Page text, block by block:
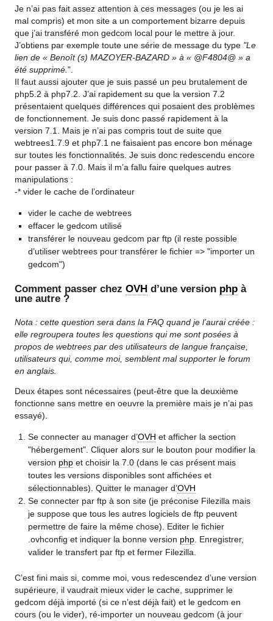
Je n’ai pas fait assez attention à ces messages (ou je les ai
mal compris) et mon site a un comportement bizarre depuis
que j’ai transféré mon gedcom local pour le mettre à jour.
J’obtiens par exemple toute une série de message du type "Le
lien de « Benoît (s) MAZOYER-BAZARD » à « @F4804@ » a
été supprimé.".
Il faut aussi ajouter que je suis passé un peu brutalement de
php5.2 à php7.2. J’ai rapidement su que la version 7.2
présentaient quelques différences qui posaient des problèmes
de fonctionnement. Je suis donc passé rapidement à la
version 7.1. Mais je n’ai pas compris tout de suite que
webtrees1.7.9 et php7.1 ne faisaient pas encore bon ménage
sur toutes les fonctionnalités. Je suis donc redescendu encore
pour passer à 7.0. Mais il m’a fallu faire quelques autres
manipulations :
-* vider le cache de l’ordinateur
vider le cache de webtrees
effacer le gedcom utilisé
transférer le nouveau gedcom par ftp (il reste possible
d’utiliser webtrees pour transférer le fichier => "importer un
gedcom")
Comment passer chezOVH d’une version php à
une autre ?
Nota : cette question sera dans la FAQ quand je l’aurai créée :
elle regroupera toutes les questions qui me sont posées à
propos de webtrees par des utilisateurs de langue française,
utilisateurs qui, comme moi, semblent mal supporter le forum
en anglais.
Deux étapes sont nécessaires (peut-être que la deuxième
fonctionne sans mettre en oeuvre la première mais je n’ai pas
essayé).
Se connecter au manager d’OVH et afficher la section
"hébergement". Cliquer alors sur le bouton pour modifier la
version phpet choisir la 7.0 (dans le cas présent mais
toutes les versions disponibles sont affichées et
sélectionnables). Quitter le manager d’OVH
Se connecter par ftp à son site (je préconise Filezilla mais
je suppose que tous les autres logiciels de ftp peuvent
permettre de faire la même chose). Editer le fichier
.ovhconfig et indiquer la bonne version php. Enregistrer,
valider le transfert par ftp et fermer Filezilla.
C’est fini mais si, comme moi, vous redescendez d’une version
supérieure, il vaudrait mieux vider le cache, supprimer le
gedcom déjà importé (si ce n’est déjà fait) et le gedcom en
cours (ou le vider), ré-importer un nouveau gedcom (à jour